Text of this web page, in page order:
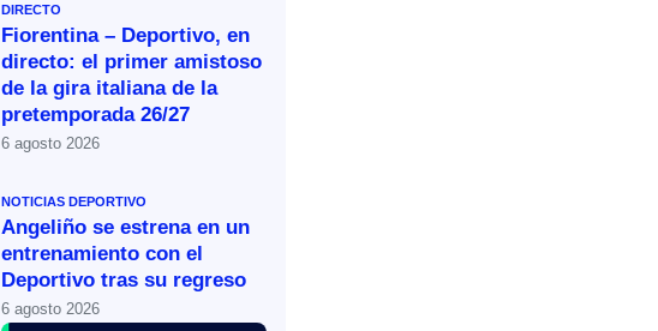
DIRECTO
Fiorentina – Deportivo, en
directo: el primer amistoso
de la gira italiana de la
pretemporada 26/27
6 agosto 2026
NOTICIAS DEPORTIVO
Angeliño se estrena en un
entrenamiento con el
Deportivo tras su regreso
6 agosto 2026